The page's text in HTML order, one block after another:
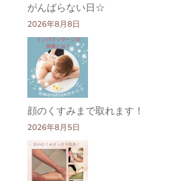
がんばらない日☆
2026年8月8日
顔のくすみまで取れます！
2026年8月5日